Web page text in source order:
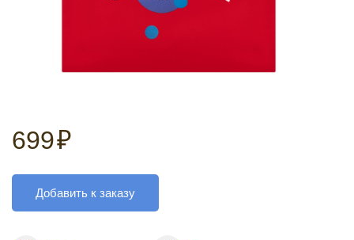
699₽
Добавить к заказу